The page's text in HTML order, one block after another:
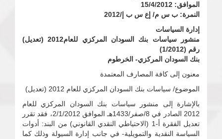
الموافق: 15/4/2012
النمرة: ب س م/ إع س ب إ/2012
إدارة السياسات
منشور سياسات بنك السودان المركزي للعام2012 (تعديل)
رقم (1/2012)
بنك السودان المركزي- الخرطوم
معنون إلى كافة المصارف المعتمدة
الموضوع/ سياسات بنك السودان المركزي للعام 2012 (تعديل)
بالإشارة إلى منشور سياسات بنك السودان المركزي للعام
2012 الصادر في 8/صفر/1433هـ الموافق 2/1/2012، فقد تقرر
تعديل الفقرة أ-1 (الاحتياطي النقدي القانوني) من البند: أدوات
السياسة النقدية والتمويلية- في جانب إدارة السيولة وذلك كما